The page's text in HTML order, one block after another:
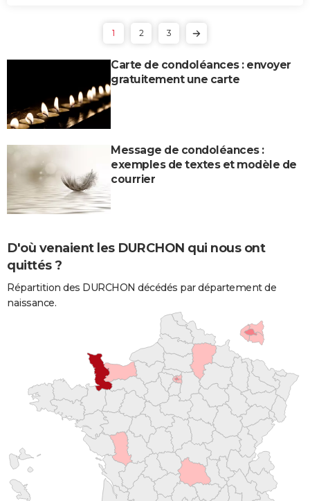
1 2 3
Carte de condoléances : envoyer
gratuitement une carte
Message de condoléances :
exemples de textes et modèle de
courrier
D'où venaient les DURCHON qui nous ont
quittés ?
Répartition des DURCHON décédés par département de
naissance.